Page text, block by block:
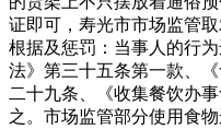
证即可，寿光市市场监管
根据及惩罚：当事人的行
法》第三十五条第一款、
二十九条、《收集餐饮办
之。市场监管部分使用食